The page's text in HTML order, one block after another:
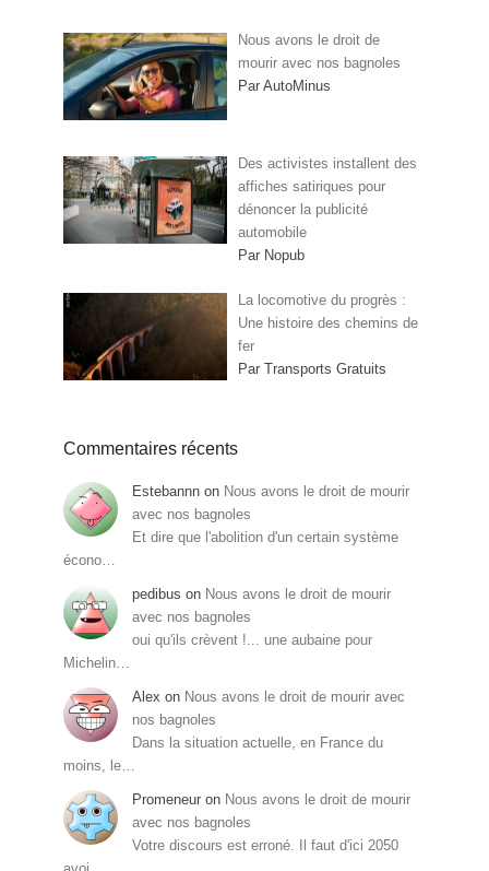
Nous avons le droit de
mourir avec nos bagnoles
Par AutoMinus
Des activistes installent des
affiches satiriques pour
dénoncer la publicité
automobile
Par Nopub
La locomotive du progrès :
Une histoire des chemins de
fer
Par Transports Gratuits
Commentaires récents
Estebannn on Nous avons le droit de mourir
avec nos bagnoles
Et dire que l'abolition d'un certain système
écono…
pedibus on Nous avons le droit de mourir
avec nos bagnoles
oui qu'ils crèvent !... une aubaine pour
Michelin…
Alex on Nous avons le droit de mourir avec
nos bagnoles
Dans la situation actuelle, en France du
moins, le…
Promeneur on Nous avons le droit de mourir
avec nos bagnoles
Votre discours est erroné. Il faut d'ici 2050